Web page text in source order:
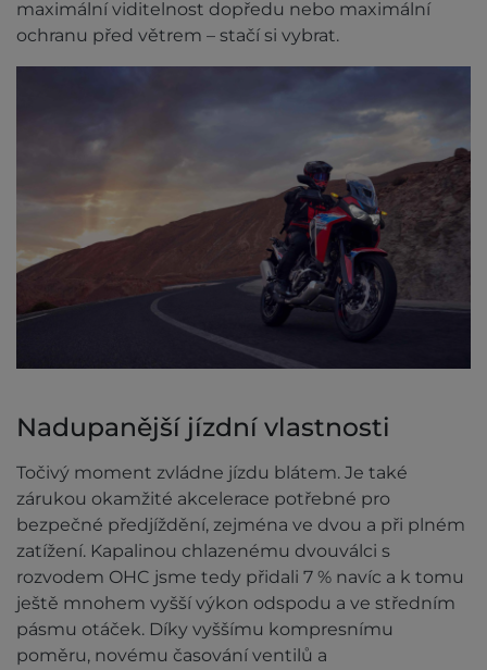
maximální viditelnost dopředu nebo maximální
ochranu před větrem – stačí si vybrat.
Nadupanější jízdní vlastnosti
Točivý moment zvládne jízdu blátem. Je také
zárukou okamžité akcelerace potřebné pro
bezpečné předjíždění, zejména ve dvou a při plném
zatížení. Kapalinou chlazenému dvouválci s
rozvodem OHC jsme tedy přidali 7 % navíc a k tomu
ještě mnohem vyšší výkon odspodu a ve středním
pásmu otáček. Díky vyššímu kompresnímu
poměru, novému časování ventilů a